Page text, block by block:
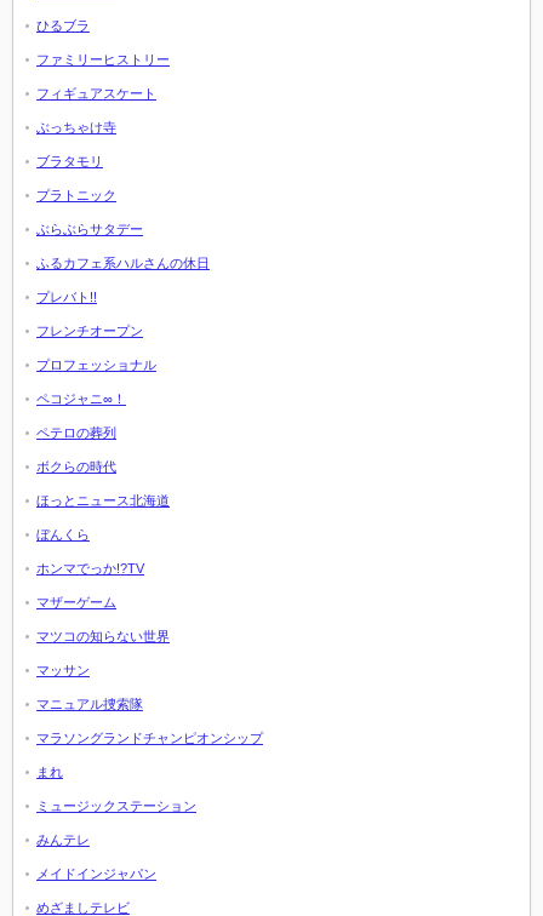
ひるブラ
ファミリーヒストリー
フィギュアスケート
ぶっちゃけ寺
ブラタモリ
プラトニック
ぶらぶらサタデー
ふるカフェ系ハルさんの休日
プレバト!!
フレンチオープン
プロフェッショナル
ペコジャニ∞！
ペテロの葬列
ボクらの時代
ほっとニュース北海道
ぼんくら
ホンマでっか!?TV
マザーゲーム
マツコの知らない世界
マッサン
マニュアル捜索隊
マラソングランドチャンピオンシップ
まれ
ミュージックステーション
みんテレ
メイドインジャパン
めざましテレビ